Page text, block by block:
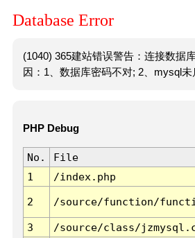
Database Error
(1040) 365建站错误警告：连接数据
因：1、数据库密码不对; 2、mysql未
PHP Debug
No. File
1
/index.php
2 /source/function/
3 /source/class/